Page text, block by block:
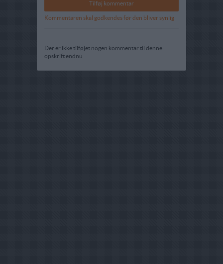
Kommentaren skal godkendes før den bliver synlig
Der er ikke tilføjet nogen kommentar til denne
opskrift endnu